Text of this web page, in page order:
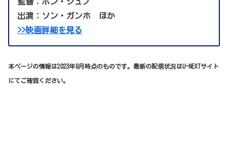
出演：ソン・ガンホ ほか
>>映画詳細を見る
本ページの情報は2023年9月時点のものです。最新の配信状況はU-NEXTサイト
にてご確認ください。